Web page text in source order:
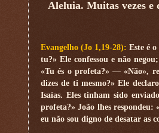
Aleluia. Muitas vezes e
Evangelho (Jo 1,19-28): Este é
tu?» Ele confessou e não
«Tu és o profeta?» — «Não»,
dizes de ti mesmo?» Ele
Isaías. Eles tinham sido
profeta?» João lhes respondeu:
eu não sou digno de desatar as